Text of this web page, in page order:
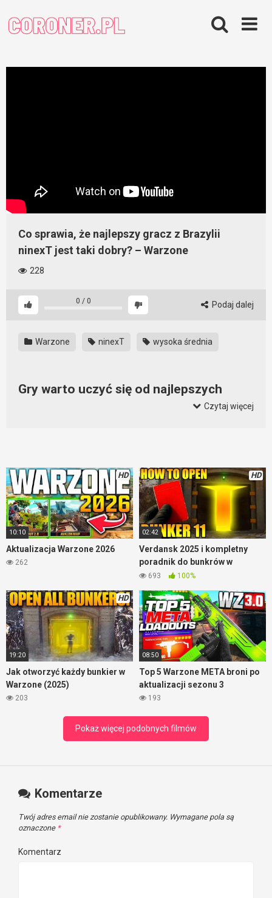
content
Co sprawia, że najlepszy gracz z Brazylii
ninexT jest taki dobry? – Warzone
228
0 / 0 Podaj dalej
Warzone ninexT wysoka średnia
Gry warto uczyć się od najlepszych
Wymiata on bowiem niesamowicie. Ma bardzo dużo
wygranych, stąd pierwsze miejsce w rankingu. Dodatkowo
jego średnia zabójstw w meczach jest piekielnie wysoka.
Warto wiec przyjrzeć się jego grze i wysłuchać komentarza
na jej temat. Można się dowiedzieć interesujących rzeczy,
które później można wykorzystać we własnych meczach.
Czytaj więcej
HD
10:10
Aktualizacja Warzone 2026
262
HD
02:42
Verdansk 2025 i kompletny
poradnik do bunkrów w
Warzone
693 100%
HD
19:20
Jak otworzyć każdy bunkier w
Warzone (2025)
203
08:50
Top 5 Warzone META broni po
aktualizacji sezonu 3
193
Pokaż więcej podobnych filmów
Komentarze
Twój adres email nie zostanie opublikowany. Wymagane pola są
oznaczone *
Komentarz